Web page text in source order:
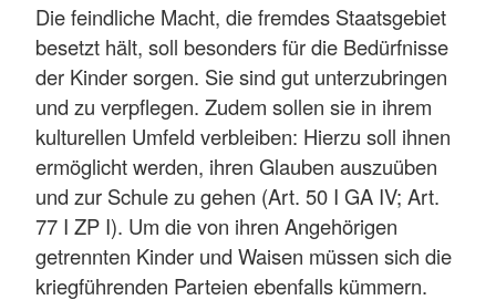
Die feindliche Macht, die fremdes Staatsgebiet
besetzt hält, soll besonders für die Bedürfnisse
der Kinder sorgen. Sie sind gut unterzubringen
und zu verpflegen. Zudem sollen sie in ihrem
kulturellen Umfeld verbleiben: Hierzu soll ihnen
ermöglicht werden, ihren Glauben auszuüben
und zur Schule zu gehen (Art. 50 I GA IV; Art.
77 I ZP I). Um die von ihren Angehörigen
getrennten Kinder und Waisen müssen sich die
kriegführenden Parteien ebenfalls kümmern.